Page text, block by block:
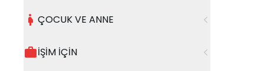
ÇOCUK VE ANNE
İŞİM İÇİN
halinde whatsapp hattımızdan iletişime